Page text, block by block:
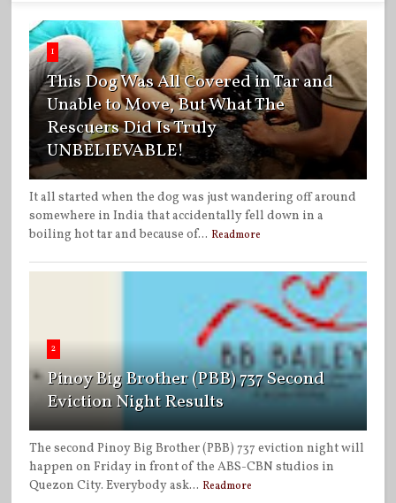
1
This Dog Was All Covered in Tar and
Unable to Move, But What The
Rescuers Did Is Truly
UNBELIEVABLE!
It all started when the dog was just wandering off around
somewhere in India that accidentally fell down in a
boiling hot tar and because of... Readmore
2
Pinoy Big Brother (PBB) 737 Second
Eviction Night Results
The second Pinoy Big Brother (PBB) 737 eviction night will
happen on Friday in front of the ABS-CBN studios in
Quezon City. Everybody ask... Readmore